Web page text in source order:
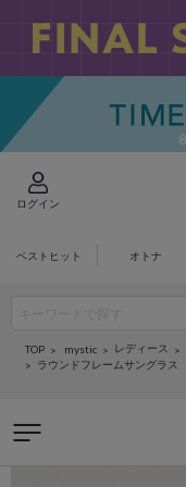
ログイン
ベストヒット オトナ
TOP mystic レディース
ラウンドフレームサングラス